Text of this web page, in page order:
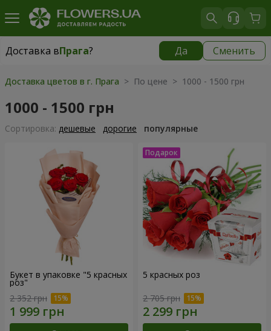
Доставка вПрага? Да Сменить
Доставка вПрага
Доставка цветов в г. Прага > По цене > 1000 - 1500 грн
1000 - 1500 грн
Cортировка: дешевые дорогие популярные
Букет в упаковке "5 красных
роз"
2 352 грн
5 красных роз
2 705 грн